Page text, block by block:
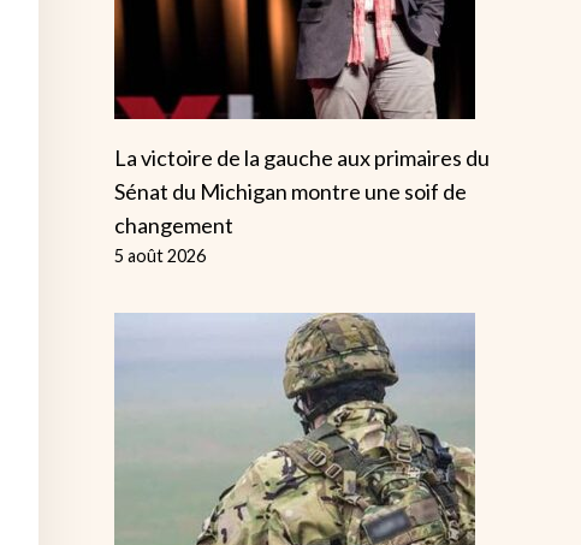
La victoire de la gauche aux primaires du
Sénat du Michigan montre une soif de
changement
5 août 2026